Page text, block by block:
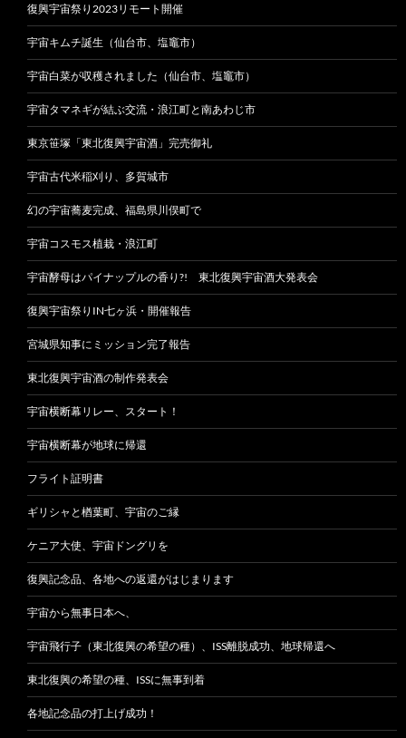
復興宇宙祭り2023リモート開催
宇宙キムチ誕生（仙台市、塩竈市）
宇宙白菜が収穫されました（仙台市、塩竈市）
宇宙タマネギが結ぶ交流・浪江町と南あわじ市
東京笹塚「東北復興宇宙酒」完売御礼
宇宙古代米稲刈り、多賀城市
幻の宇宙蕎麦完成、福島県川俣町で
宇宙コスモス植栽・浪江町
宇宙酵母はパイナップルの香り?! 東北復興宇宙酒大発表会
復興宇宙祭りIN七ヶ浜・開催報告
宮城県知事にミッション完了報告
東北復興宇宙酒の制作発表会
宇宙横断幕リレー、スタート！
宇宙横断幕が地球に帰還
フライト証明書
ギリシャと楢葉町、宇宙のご縁
ケニア大使、宇宙ドングリを
復興記念品、各地への返還がはじまります
宇宙から無事日本へ、
宇宙飛行子（東北復興の希望の種）、ISS離脱成功、地球帰還へ
東北復興の希望の種、ISSに無事到着
各地記念品の打上げ成功！